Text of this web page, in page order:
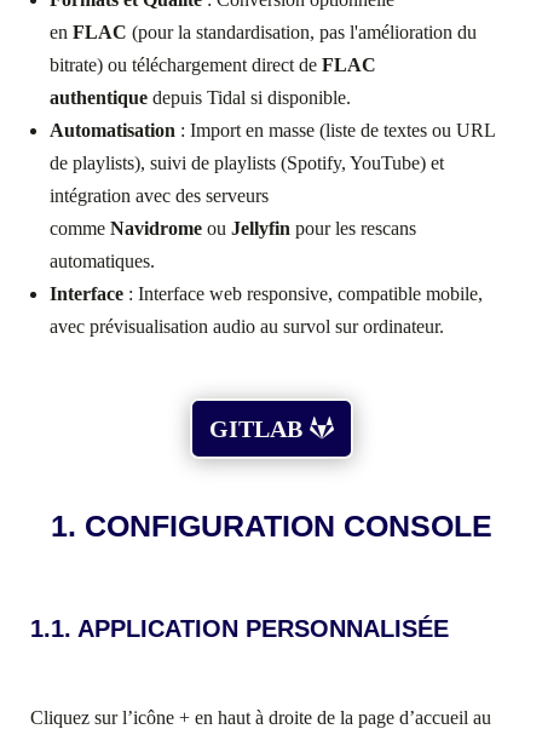
en FLAC (pour la standardisation, pas l'amélioration du
bitrate) ou téléchargement direct de FLAC
authentique depuis Tidal si disponible.
Automatisation : Import en masse (liste de textes ou URL
de playlists), suivi de playlists (Spotify, YouTube) et
intégration avec des serveurs
comme Navidrome ou Jellyfin pour les rescans
automatiques.
Interface : Interface web responsive, compatible mobile,
avec prévisualisation audio au survol sur ordinateur.
GITLAB
1. CONFIGURATION CONSOLE
1.1. APPLICATION PERSONNALISÉE
Cliquez sur l’icône + en haut à droite de la page d’accueil au